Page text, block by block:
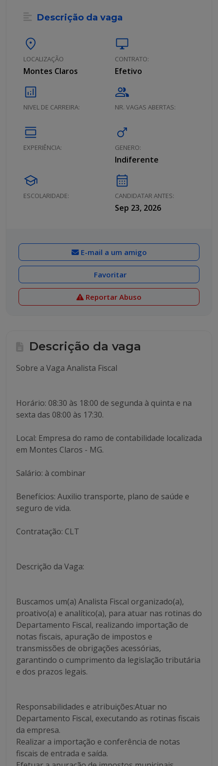
Descrição da vaga
location_on
LOCALIZAÇÃO
Montes Claros
desktop_windows
CONTRATO:
Efetivo
analytics
NIVEL DE CARREIRA:
group
NR. VAGAS ABERTAS:
calendar_view_day
EXPERIÊNCIA:
male
GENERO:
Indiferente
school
ESCOLARIDADE:
calendar_month
CANDIDATAR ANTES:
Sep 23, 2026
E-mail a um amigo
Favoritar
Reportar Abuso
Descrição da vaga
Sobre a Vaga Analista Fiscal
Horário: 08:30 às 18:00 de segunda à quinta e na
sexta das 08:00 às 17:30.
Local: Empresa do ramo de contabilidade localizada
em Montes Claros - MG.
Salário: à combinar
Benefícios: Auxilio transporte, plano de saúde e
seguro de vida.
Contratação: CLT
Descrição da Vaga:
Buscamos um(a) Analista Fiscal organizado(a),
proativo(a) e analítico(a), para atuar nas rotinas do
Departamento Fiscal, realizando importação de
notas fiscais, apuração de impostos e
transmissões de obrigações acessórias,
garantindo o cumprimento da legislação tributária
e dos prazos legais.
Responsabilidades e atribuições:Atuar no
Departamento Fiscal, executando as rotinas fiscais
da empresa.
Realizar a importação e conferência de notas
fiscais de entrada e saída.